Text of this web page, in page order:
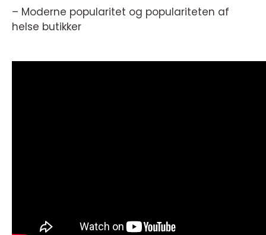
– Moderne popularitet og populariteten af
helse butikker